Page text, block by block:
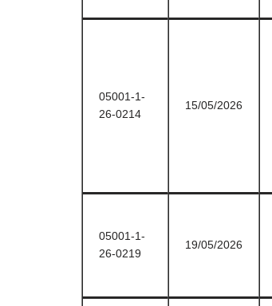
05001-1-
26-0214
15/05/2026
05001-1-
26-0219
19/05/2026